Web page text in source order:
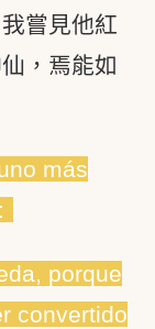
嘗見他紅
，焉能如
más
porque
convertido